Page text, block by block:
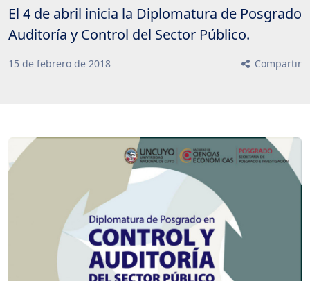
El 4 de abril inicia la Diplomatura de Posgrado
Auditoría y Control del Sector Público.
15 de febrero de 2018 Compartir